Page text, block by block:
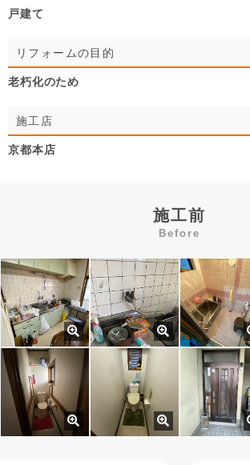
戸建て
リフォームの目的
老朽化のため
施工店
京都本店
施工前
Before